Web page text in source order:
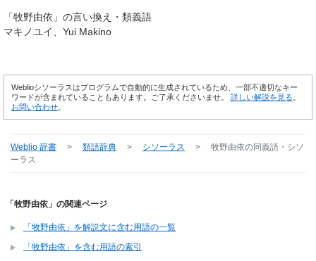
「牧野由依 」の言い換え・類義語
マキノユイ
Yui Makino
Weblioシソーラスはプログラムで自動的に生成されているため、一部不適切なキー
ワードが含まれていることもあります。ご了承くださいませ。 詳しい解説を見る
お問い合わせ
Weblio 辞書 > 類語辞典 > シソーラス > 牧野由依の同義語・シソ
ーラス
「牧野由依」の関連ページ
「牧野由依」を解説文に含む用語の一覧
「牧野由依」を含む用語の索引